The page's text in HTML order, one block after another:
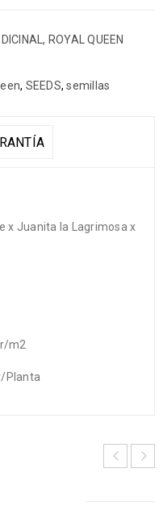
, ROYAL QUEEN
, SEEDS,semillas
x Juanita la Lagrimosa x
m2
Planta